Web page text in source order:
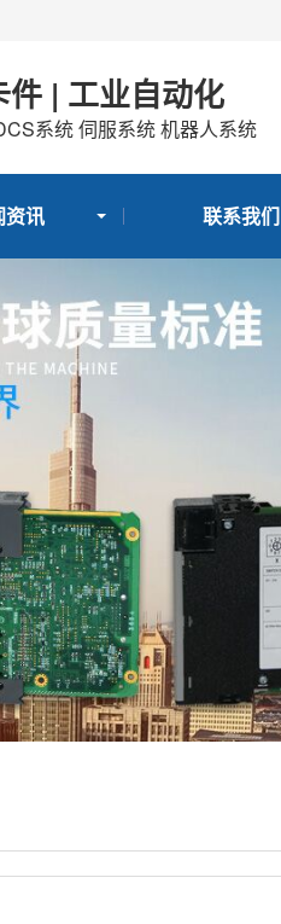
| 工业自动化
系统 伺服系统 机器人系统
资讯 联系我们